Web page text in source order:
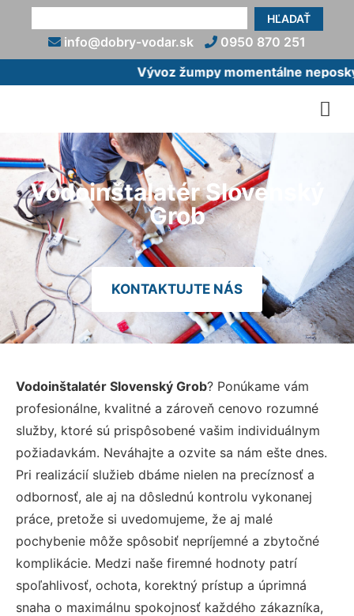
HĽADAŤ
info@dobry-vodar.sk
0950 870 251
Vývoz žumpy momentálne
Vodoinštalatér Slovenský
Grob
KONTAKTUJTE NÁS
Vodoinštalatér Slovenský Grob? Ponúkame vám
profesionálne, kvalitné a zároveň cenovo rozumné
služby, ktoré sú prispôsobené vašim individuálnym
požiadavkám. Neváhajte a ozvite sa nám ešte dnes.
Pri realizácií služieb dbáme nielen na precíznosť a
odbornosť, ale aj na dôslednú kontrolu vykonanej
práce, pretože si uvedomujeme, že aj malé
pochybenie môže spôsobiť nepríjemné a zbytočné
komplikácie. Medzi naše firemné hodnoty patrí
spoľahlivosť, ochota, korektný prístup a úprimná
snaha o maximálnu spokojnosť každého zákazníka,